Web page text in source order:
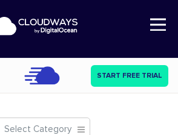
Open Nav
START FREE TRIAL
Select Category